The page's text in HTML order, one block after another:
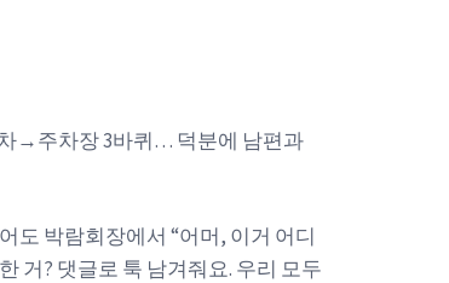
→주차장 3바퀴… 덕분에 남편과
도 박람회장에서 “어머, 이거 어디
거? 댓글로 툭 남겨줘요. 우리 모두